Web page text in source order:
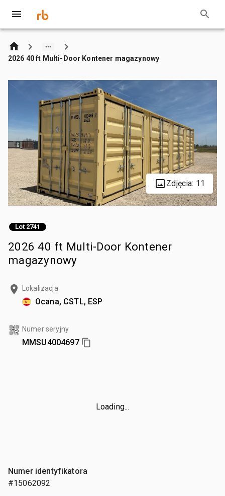
2026 40 ft Multi-Door Kontener magazynowy
Zdjęcia: 11
Lot 2741
2026 40 ft Multi-Door Kontener
magazynowy
Lokalizacja
Ocana, CSTL, ESP
Numer seryjny
MMSU4004697
Loading...
Numer identyfikatora
#15062092